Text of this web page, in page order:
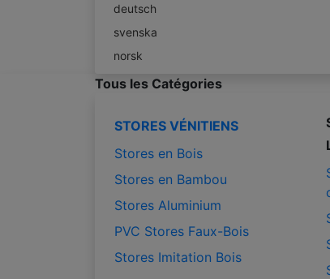
deutsch
svenska
norsk
Tous les Catégories
STORES VÉNITIENS
Stores en Bois
Stores en Bambou
Stores Aluminium
PVC Stores Faux-Bois
Stores Imitation Bois